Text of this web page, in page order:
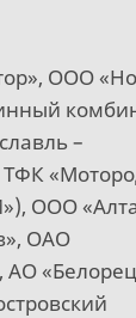
ООО
–
ООО
ОАО
АО